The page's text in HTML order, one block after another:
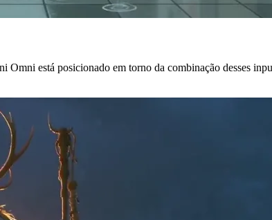
está posicionado em torno da combinação desses